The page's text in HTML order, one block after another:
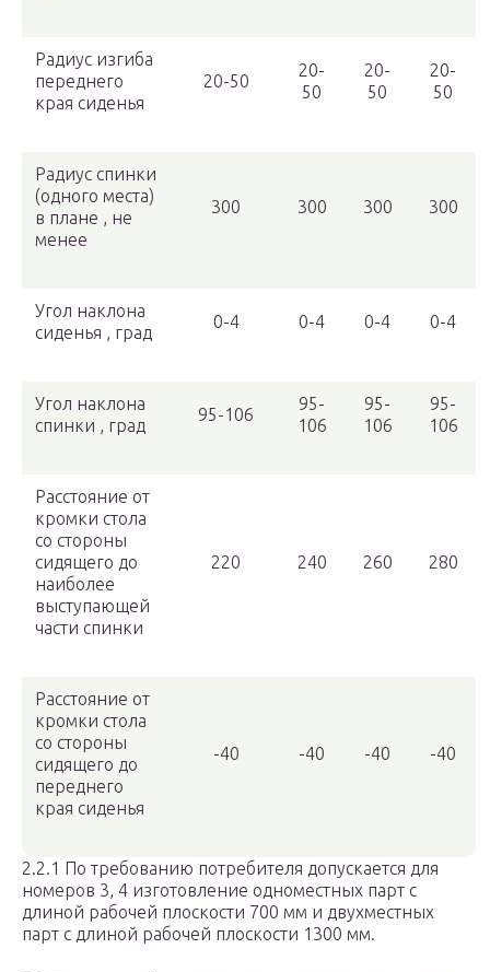
Радиус изгиба
переднего
края сиденья
20-50
20-
50
20-
50
20-
50
Радиус спинки
(одного места)
в плане , не
менее
300 300 300 300
Угол наклона
сиденья , град
0-4 0-4 0-4 0-4
Угол наклона
спинки , град
95-106
95-
106
95-
106
95-
106
Расстояние от
кромки стола
со стороны
сидящего до
наиболее
выступающей
части спинки
220 240 260 280
Расстояние от
кромки стола
со стороны
сидящего до
переднего
края сиденья
-40 -40 -40 -40
2.2.1 По требованию потребителя допускается для
номеров 3, 4 изготовление одноместных парт с
длиной рабочей плоскости 700 мм и двухместных
парт с длиной рабочей плоскости 1300 мм.